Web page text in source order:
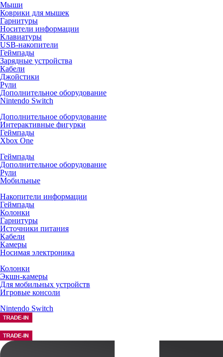
Мыши
Коврики для мышек
Гарнитуры
Носители информации
Клавиатуры
USB-накопители
Геймпады
Зарядные устройства
Кабели
Джойстики
Рули
Дополнительное оборудование
Nintendo Switch
Дополнительное оборудование
Интерактивные фигурки
Геймпады
Xbox One
Геймпады
Дополнительное оборудование
Рули
Мобильные
Накопители информации
Геймпады
Колонки
Гарнитуры
Источники питания
Кабели
Камеры
Носимая электроника
Колонки
Экшн-камеры
Для мобильных устройств
Игровые консоли
Nintendo Switch